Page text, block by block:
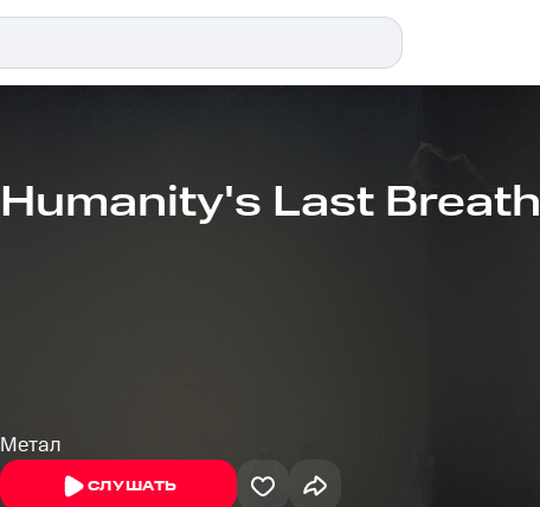
Humanity's Last Breath
Метал
СЛУШАТЬ